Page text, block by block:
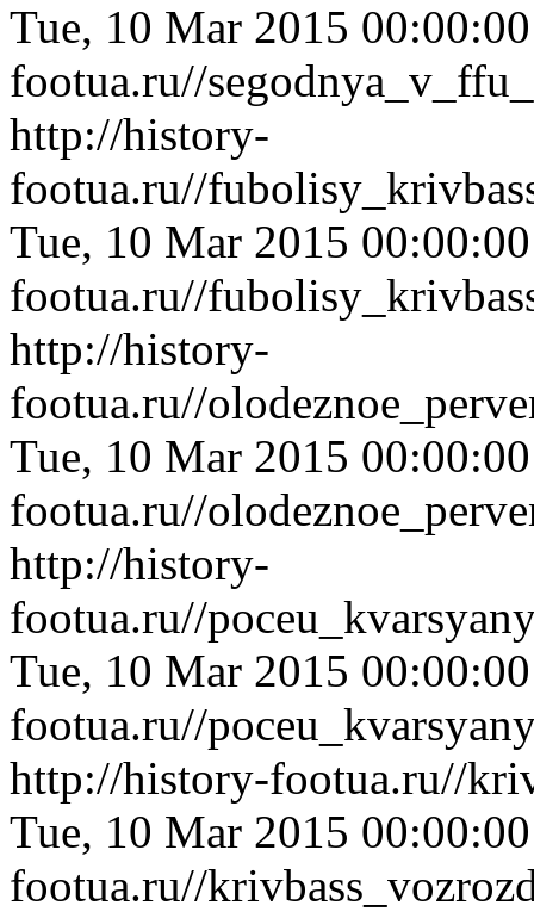
Tue, 10 Mar 2015
footua.ru//
http://history-
footua.ru//
Tue, 10 Mar 2015
footua.ru//
http://history-
footua.ru//
Tue, 10 Mar 2015
footua.ru//
http://history-
footua.ru//
Tue, 10 Mar 2015
footua.ru//
http://history-footua.ru//
Tue, 10 Mar 2015
footua.ru//